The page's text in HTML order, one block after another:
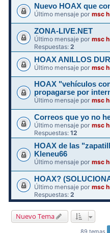
Nuevo HOAX que
Último mensaje pormsc
ZONA-LIVE.NET
Último mensaje pormsc
Respuestas:2
HOAX ANILLOS
Último mensaje pormsc
HOAX "vehículos
propagarse por
Último mensaje pormsc
Correos que yo no
Último mensaje pormsc
Respuestas:12
HOAX de las
Kleneu66
Último mensaje pormsc
HOAX?
Último mensaje pormsc
Respuestas:2
Nuevo Tema
89 temas